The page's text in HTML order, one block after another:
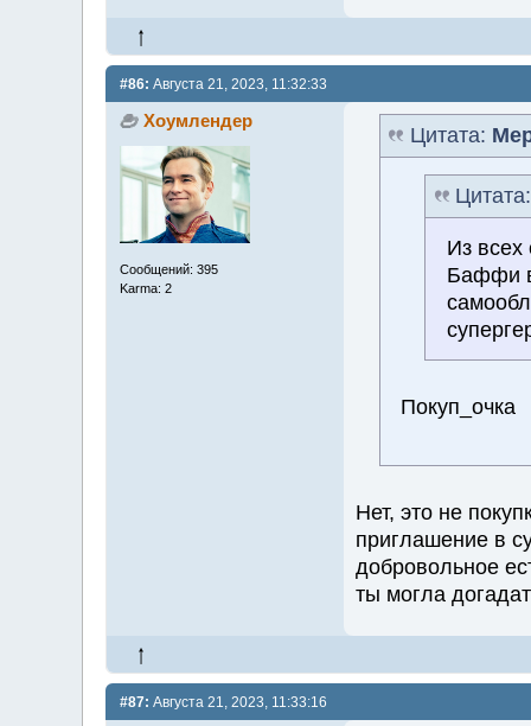
#86: Августа 21, 2023, 11:32:33
Хоумлендер
Сообщений: 395
Karma: 2
Цитата:
Из
Баффи
Покуп_очка
Нет, это не
приглашение в
добровольное
ты могла
#87: Августа 21, 2023, 11:33:16